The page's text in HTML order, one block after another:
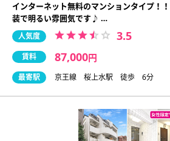
インターネット無料のマンションタイプ！
装で明るい雰囲気です♪ …
人気度 3.5
賃料 87,000円
最寄駅 京王線 桜上水駅 徒歩 6分